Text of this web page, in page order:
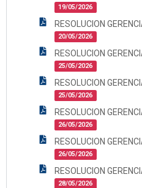
19/05/2026
RESOLUCION
20/05/2026
RESOLUCION
25/05/2026
RESOLUCION
25/05/2026
RESOLUCION
26/05/2026
RESOLUCION
26/05/2026
RESOLUCION
28/05/2026